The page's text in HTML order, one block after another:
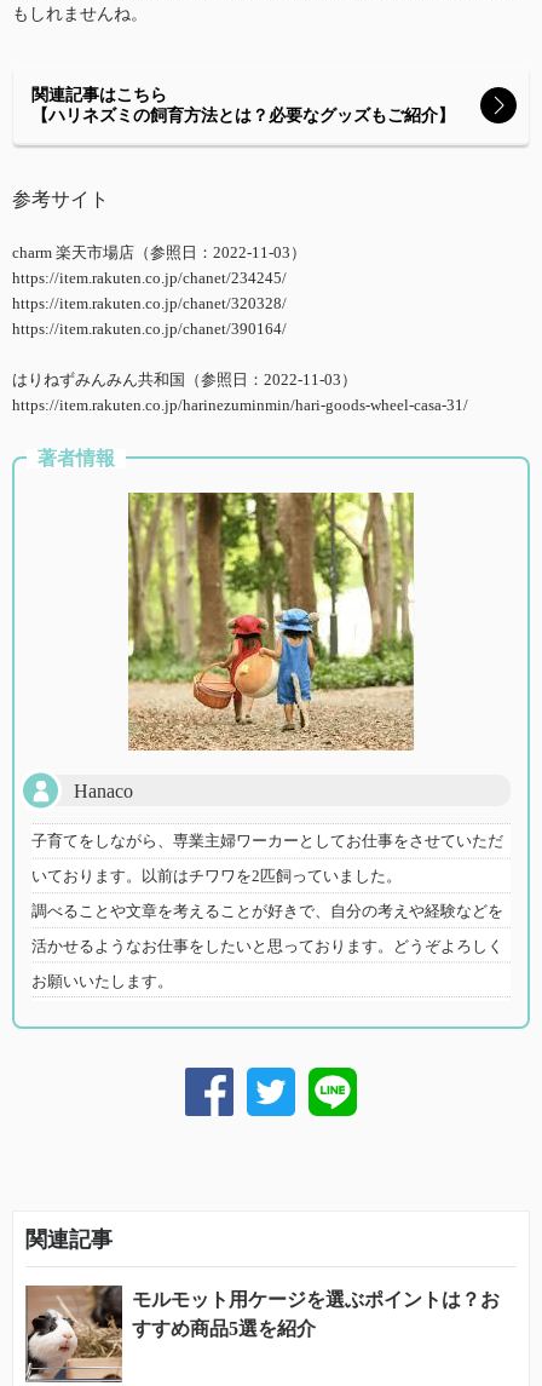
もしれませんね。
関連記事はこちら
【ハリネズミの飼育方法とは？必要なグッズもご紹介】
参考サイト
charm 楽天市場店（参照日：2022-11-03）
https://item.rakuten.co.jp/chanet/234245/
https://item.rakuten.co.jp/chanet/320328/
https://item.rakuten.co.jp/chanet/390164/
はりねずみんみん共和国（参照日：2022-11-03）
https://item.rakuten.co.jp/harinezuminmin/hari-goods-wheel-casa-31/
著者情報
Hanaco
子育てをしながら、専業主婦ワーカーとしてお仕事をさせていただ
いております。以前はチワワを2匹飼っていました。
調べることや文章を考えることが好きで、自分の考えや経験などを
活かせるようなお仕事をしたいと思っております。どうぞよろしく
お願いいたします。
関連記事
モルモット用ケージを選ぶポイントは？お
すすめ商品5選を紹介